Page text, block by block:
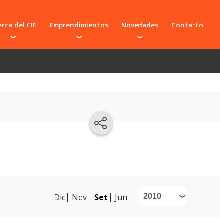
del CIE Emprendimientos
Preincubados e incubados
Sumate a un emprendimiento
Novedades
Novedades del CIE
Contacto
Dic Nov Set Jun